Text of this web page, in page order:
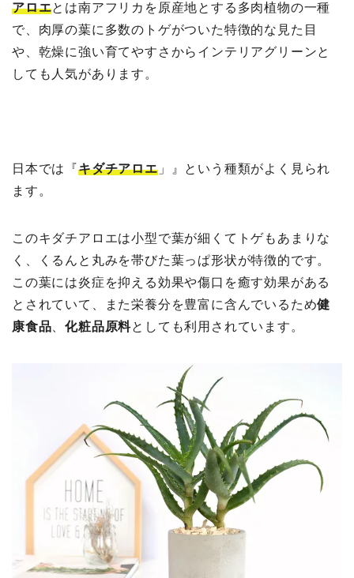
アロエとは南アフリカを原産地とする多肉植物の一種
で、肉厚の葉に多数のトゲがついた特徴的な見た目
や、乾燥に強い育てやすさからインテリアグリーンと
しても人気があります。
日本では『 キダチアロエ」』という種類がよく見られ
ます。
このキダチアロエは小型で葉が細くてトゲもあまりな
く、くるんと丸みを帯びた葉っぱ形状が特徴的です。
この葉には炎症を抑える効果や傷口を癒す効果がある
とされていて、また栄養分を豊富に含んでいるため健
康食品、化粧品原料としても利用されています。